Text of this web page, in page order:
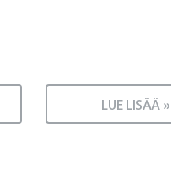
LUE LISÄÄ »